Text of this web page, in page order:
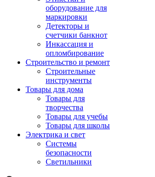
оборудование для
маркировки
Детекторы и
счетчики банкнот
Инкассация и
опломбирование
Строительство и ремонт
Строительные
инструменты
Товары для дома
Товары для
творчества
Товары для учебы
Товары для школы
Электрика и свет
Системы
безопасности
Светильники